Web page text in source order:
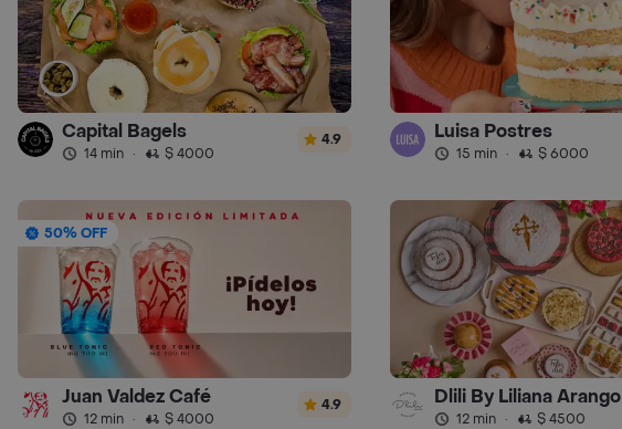
Capital Bagels
14 min · $ 4000
4.9 Luisa Postres
15 min · $ 6000
50% OFF
Juan Valdez Café
12 min · $ 4000
4.9 Dlili By Liliana Arango
12 min · $ 4500